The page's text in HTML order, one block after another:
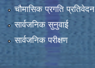
चौमासिक प्रगति प्रतिवेदन
सार्वजनिक सुनुवाई
सार्वजनिक परीक्षण